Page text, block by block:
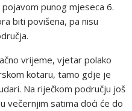
punog mjeseca 6.
biti povišena, pa nisu
vrijeme, vjetar polako
kotaru, tamo gdje je
Na riječkom području još
večernjim satima doći će do